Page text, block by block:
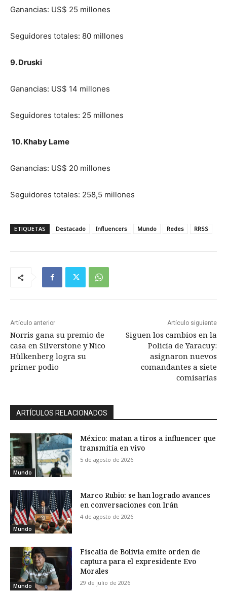
Ganancias: US$ 25 millones
Seguidores totales: 80 millones
9. Druski
Ganancias: US$ 14 millones
Seguidores totales: 25 millones
10. Khaby Lame
Ganancias: US$ 20 millones
Seguidores totales: 258,5 millones
ETIQUETAS Destacado Influencers Mundo Redes RRSS
Artículo anterior
Norris gana su premio de
casa en Silverstone y Nico
Hülkenberg logra su
primer podio
Artículo siguiente
Siguen los cambios en la
Policía de Yaracuy:
asignaron nuevos
comandantes a siete
comisarías
ARTÍCULOS RELACIONADOS
Mundo
México: matan a tiros a influencer que
transmitía en vivo
5 de agosto de 2026
Mundo
Marco Rubio: se han logrado avances
en conversaciones con Irán
4 de agosto de 2026
Mundo
Fiscalía de Bolivia emite orden de
captura para el expresidente Evo
Morales
29 de julio de 2026